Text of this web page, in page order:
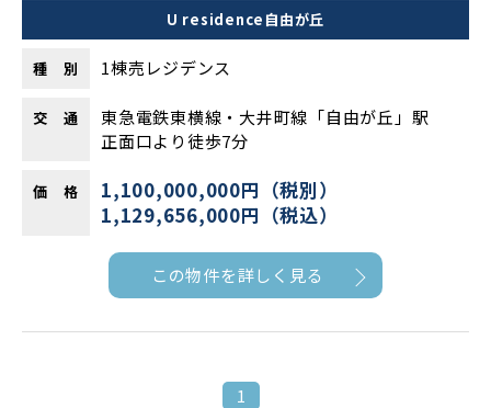
U residence⾃由が丘
種 別 1棟売レジデンス
交 通
東急電鉄東横線・⼤井町線「自由が丘」駅
正面口より徒歩7分
価 格
1,100,000,000円（税別）
1,129,656,000円（税込）
この物件を詳しく見る
1